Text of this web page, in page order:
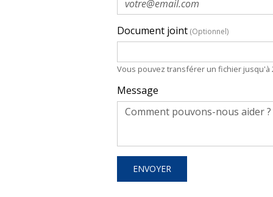
Document joint (Optionnel)
Vous pouvez transférer un fichier jusqu'à
Message